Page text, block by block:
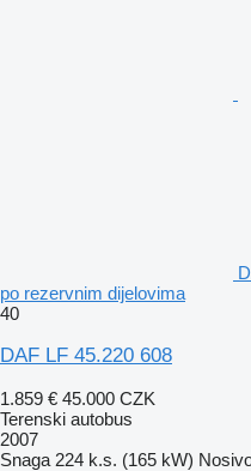
po rezervnim dijelovima
40
DAF LF 45.220 608
1.859 € 45.000 CZK
Terenski autobus
2007
Snaga 224 k.s. (165 kW)